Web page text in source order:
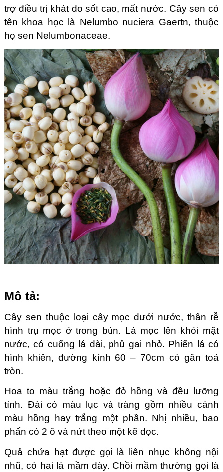
trợ điều trị khát do sốt cao, mất nước. Cây sen có
tên khoa học là Nelumbo nuciera Gaertn, thuộc
họ sen Nelumbonaceae.
Mô tả:
Cây sen thuộc loại cây mọc dưới nước, thân rễ
hình trụ mọc ở trong bùn. Lá mọc lên khỏi mặt
nước, có cuống lá dài, phủ gai nhỏ. Phiến lá có
hình khiên, đường kính 60 – 70cm có gân toả
tròn.
Hoa to màu trắng hoặc đỏ hồng và đều lưỡng
tính. Đài có màu lục và tràng gồm nhiều cánh
màu hồng hay trắng một phần. Nhị nhiều, bao
phấn có 2 ô và nứt theo một kẽ dọc.
Quả chứa hạt được gọi là liên nhục không nội
nhũ, có hai lá mầm dày. Chồi mầm thường gọi là